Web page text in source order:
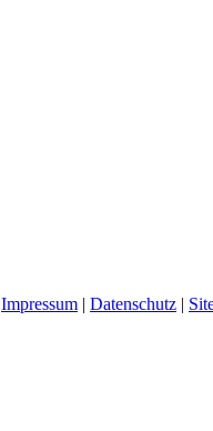
Impressum | Datenschutz |